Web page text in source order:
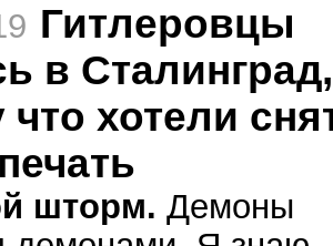
Гитлеровцы
в Сталинград,
что хотели
шторм. Демоны